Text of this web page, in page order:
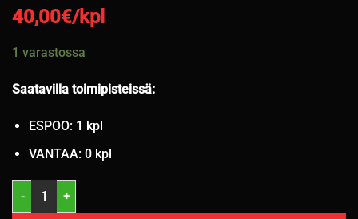
40,00€/kpl
1 varastossa
Saatavilla toimipisteissä:
ESPOO: 1 kpl
VANTAA: 0 kpl
175/65R14 Dayton Touring 2 82T kesä 6mm / 3V22 määrä